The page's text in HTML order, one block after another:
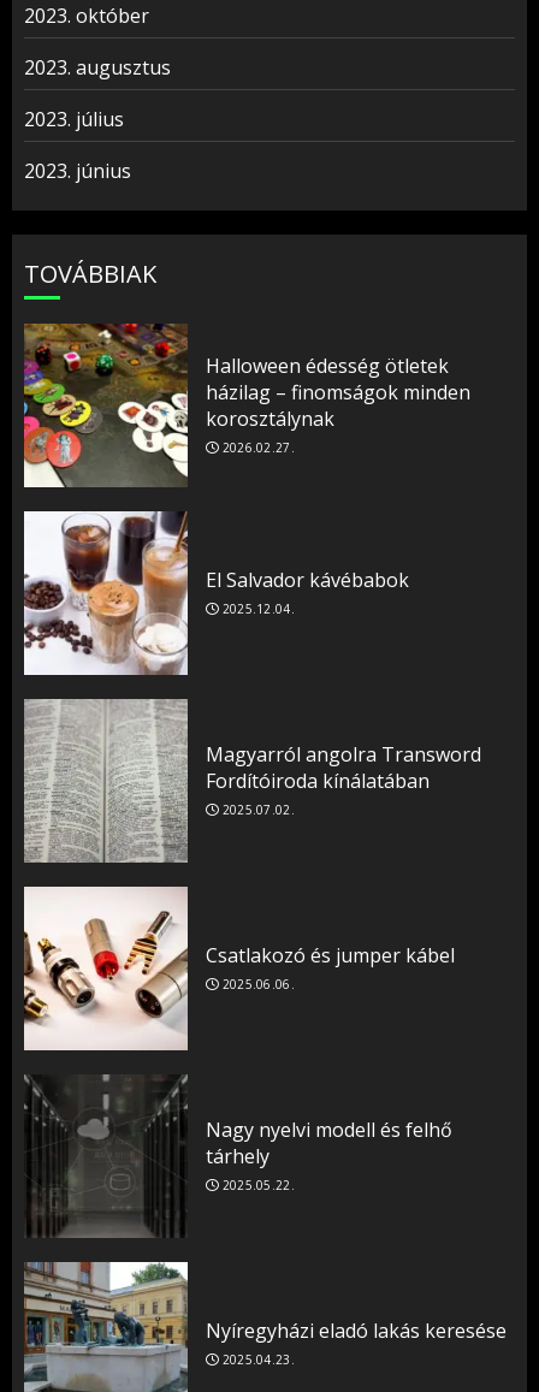
2023. október
2023. augusztus
2023. július
2023. június
TOVÁBBIAK
Halloween édesség ötletek
házilag – finomságok minden
korosztálynak
2026.02.27.
El Salvador kávébabok
2025.12.04.
Magyarról angolra Transword
Fordítóiroda kínálatában
2025.07.02.
Csatlakozó és jumper kábel
2025.06.06.
Nagy nyelvi modell és felhő
tárhely
2025.05.22.
Nyíregyházi eladó lakás keresése
2025.04.23.